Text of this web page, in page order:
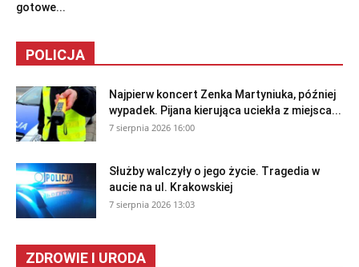
gotowe...
POLICJA
Najpierw koncert Zenka Martyniuka, później
wypadek. Pijana kierująca uciekła z miejsca...
7 sierpnia 2026 16:00
Służby walczyły o jego życie. Tragedia w
aucie na ul. Krakowskiej
7 sierpnia 2026 13:03
ZDROWIE I URODA